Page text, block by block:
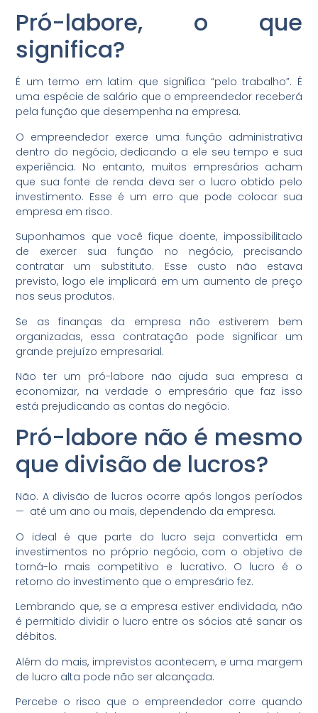
Pró-labore, o que
significa?
É um termo em latim que significa “pelo trabalho”. É
uma espécie de salário que o empreendedor receberá
pela função que desempenha na empresa.
O empreendedor exerce uma função administrativa
dentro do negócio, dedicando a ele seu tempo e sua
experiência. No entanto, muitos empresários acham
que sua fonte de renda deva ser o lucro obtido pelo
investimento. Esse é um erro que pode colocar sua
empresa em risco.
Suponhamos que você fique doente, impossibilitado
de exercer sua função no negócio, precisando
contratar um substituto. Esse custo não estava
previsto, logo ele implicará em um aumento de preço
nos seus produtos.
Se as finanças da empresa não estiverem bem
organizadas, essa contratação pode significar um
grande prejuízo empresarial.
Não ter um pró-labore não ajuda sua empresa a
economizar, na verdade o empresário que faz isso
está prejudicando as contas do negócio.
Pró-labore não é mesmo
que divisão de lucros?
Não. A divisão de lucros ocorre após longos períodos
— até um ano ou mais, dependendo da empresa.
O ideal é que parte do lucro seja convertida em
investimentos no próprio negócio, com o objetivo de
torná-lo mais competitivo e lucrativo. O lucro é o
retorno do investimento que o empresário fez.
Lembrando que, se a empresa estiver endividada, não
é permitido dividir o lucro entre os sócios até sanar os
débitos.
Além do mais, imprevistos acontecem, e uma margem
de lucro alta pode não ser alcançada.
Percebe o risco que o empreendedor corre quando